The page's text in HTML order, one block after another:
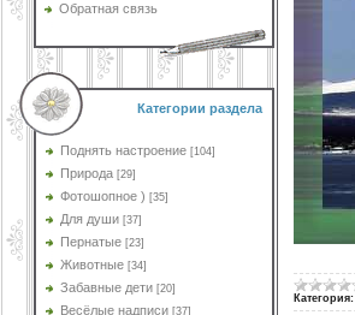
Обратная связь
Категории раздела
Поднять настроение [104]
Природа [29]
Фотошопное ) [35]
Для души [37]
Пернатые [23]
Животные [34]
Забавные дети [20]
Весёлые надписи [37]
Категория: